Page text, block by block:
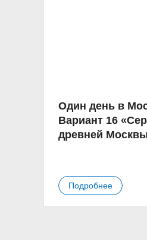
Один день в
Вариант 16
древней
Подробнее